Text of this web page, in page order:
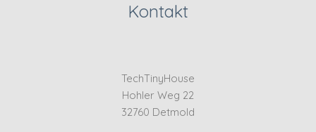
Kontakt
TechTinyHouse
Hohler Weg 22
32760 Detmold